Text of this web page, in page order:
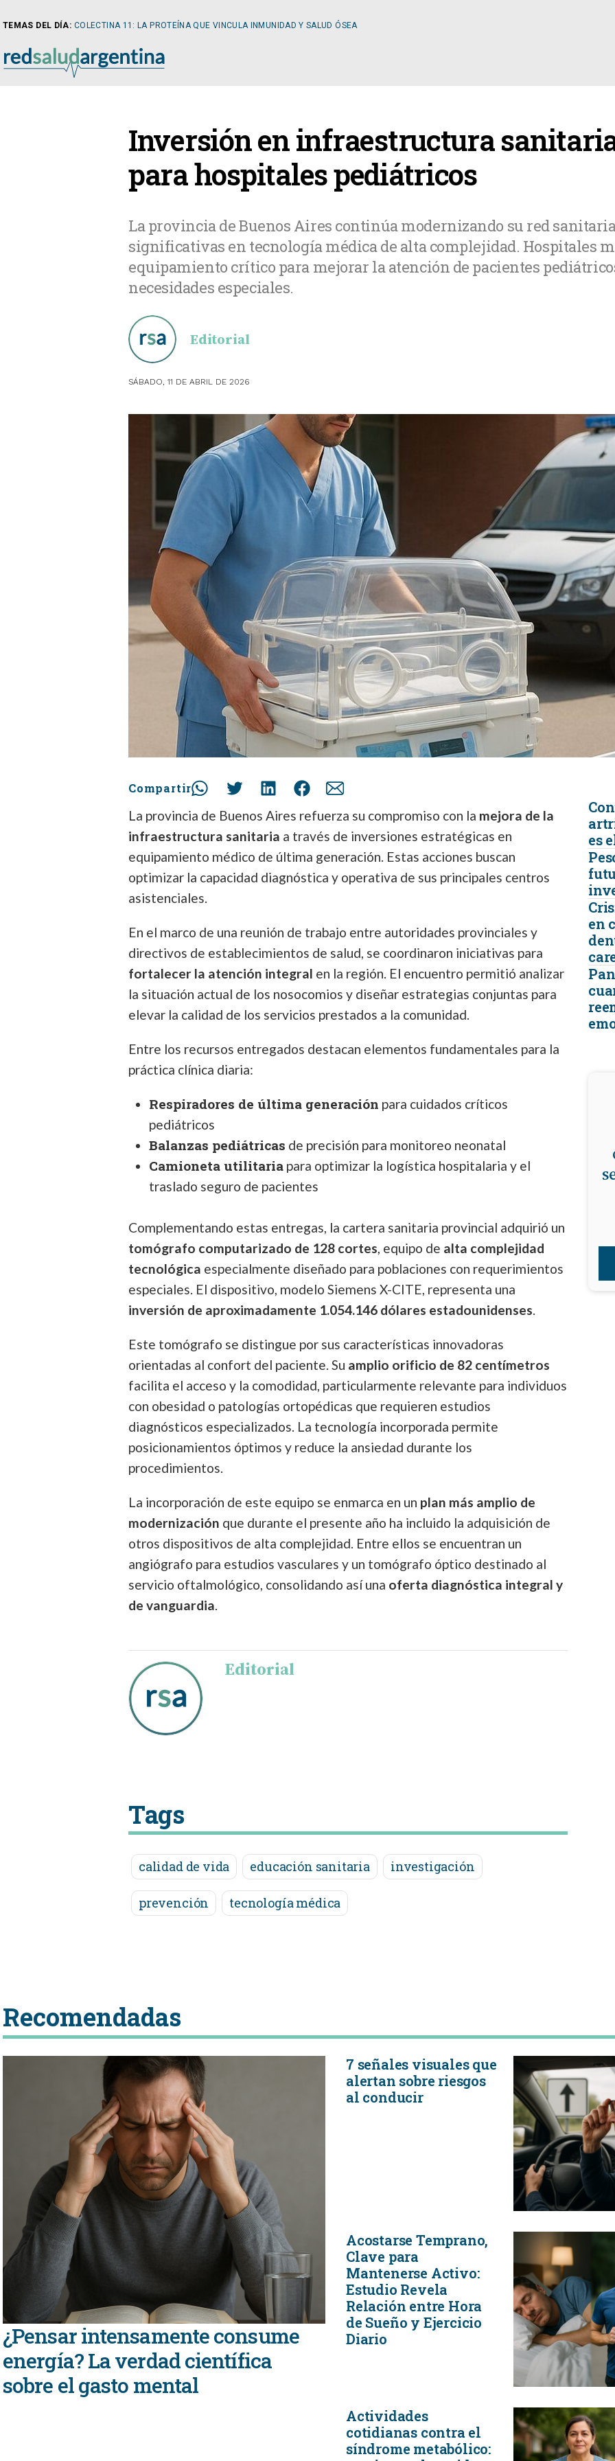
TEMAS DEL DÍA: COLECTINA 11: LA PROTEÍNA QUE VINCULA INMUNIDAD Y SALUD ÓSEA
CARDIOLOGÍA
DIABETOLOGÍA
NEFROLOGÍA
Inversión en infraestructura
para hospitales pediátricos
La provincia de Buenos Aires continúa modernizando su red
significativas en tecnología médica de alta complejidad. Hospitales
equipamiento crítico para mejorar la atención de pacientes
necesidades especiales.
Editorial
SÁBADO, 11 DE ABRIL DE 2026
Compartir
La provincia de Buenos Aires refuerza su compromiso con la mejora de la
infraestructura sanitaria a través de inversiones estratégicas en
equipamiento médico de última generación. Estas acciones buscan
optimizar la capacidad diagnóstica y operativa de sus principales centros
asistenciales.
En el marco de una reunión de trabajo entre autoridades provinciales y
directivos de establecimientos de salud, se coordinaron iniciativas para
fortalecer la atención integral en la región. El encuentro permitió analizar
la situación actual de los nosocomios y diseñar estrategias conjuntas para
elevar la calidad de los servicios prestados a la comunidad.
Entre los recursos entregados destacan elementos fundamentales para la
práctica clínica diaria:
Respiradores de última generación para cuidados críticos
pediátricos
Balanzas pediátricas de precisión para monitoreo neonatal
Camioneta utilitaria para optimizar la logística hospitalaria y el
traslado seguro de pacientes
Complementando estas entregas, la cartera sanitaria provincial adquirió un
tomógrafo computarizado de 128 cortes, equipo de alta complejidad
tecnológica especialmente diseñado para poblaciones con requerimientos
especiales. El dispositivo, modelo Siemens X-CITE, representa una
inversión de aproximadamente 1.054.146 dólares estadounidenses.
Este tomógrafo se distingue por sus características innovadoras
orientadas al confort del paciente. Su amplio orificio de 82 centímetros
facilita el acceso y la comodidad, particularmente relevante para individuos
con obesidad o patologías ortopédicas que requieren estudios
diagnósticos especializados. La tecnología incorporada permite
posicionamientos óptimos y reduce la ansiedad durante los
procedimientos.
La incorporación de este equipo se enmarca en un plan más amplio de
modernización que durante el presente año ha incluido la adquisición de
otros dispositivos de alta complejidad. Entre ellos se encuentran un
angiógrafo para estudios vasculares y un tomógrafo óptico destinado al
servicio oftalmológico, consolidando así una oferta diagnóstica integral y
de vanguardia.
Editorial
Tags
calidad de vida educación sanitaria investigación
prevención tecnología médica
es
en
Recomendadas
¿Pensar intensamente consume
energía? La verdad científica
sobre el gasto mental
7 señales visuales que
alertan sobre riesgos
al conducir
Acostarse Temprano,
Clave para
Mantenerse Activo:
Estudio Revela
Relación entre Hora
de Sueño y Ejercicio
Diario
Actividades
cotidianas contra el
síndrome metabólico: